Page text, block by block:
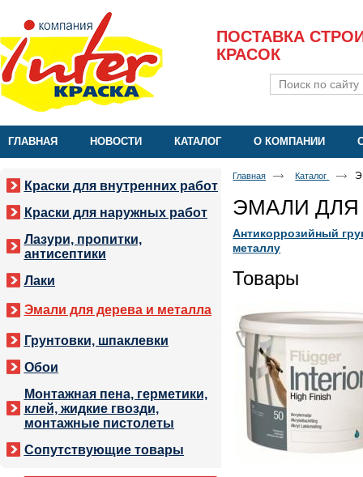
ПОСТАВКА
КРАСОК
ГЛАВНАЯ НОВОСТИ КАТАЛОГ О КОМПАНИИ
Краски для внутренних работ
Краски для наружных работ
Лазури, пропитки,
антисептики
Лаки
Эмали для дерева и металла
Грунтовки, шпаклевки
Обои
Монтажная пена, герметики,
клей, жидкие гвозди,
монтажные пистолеты
Сопутствующие товары
Главная Каталог
ЭМАЛИ ДЛЯ
Антикоррозийный
металлу
Товары